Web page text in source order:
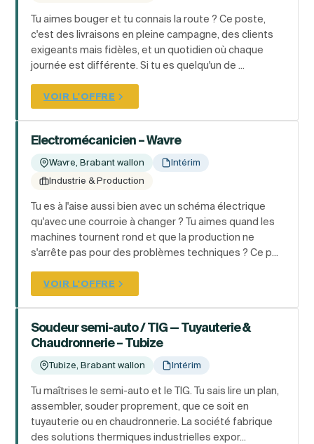
Tu aimes bouger et tu connais la route ? Ce poste,
c'est des livraisons en pleine campagne, des clients
exigeants mais fidèles, et un quotidien où chaque
journée est différente. Si tu es quelqu'un de ...
VOIR L'OFFRE
Electromécanicien – Wavre
Wavre, Brabant wallon
Intérim
Industrie & Production
Tu es à l'aise aussi bien avec un schéma électrique
qu'avec une courroie à changer ? Tu aimes quand les
machines tournent rond et que la production ne
s'arrête pas pour des problèmes techniques ? Ce p...
VOIR L'OFFRE
Soudeur semi-auto / TIG — Tuyauterie &
Chaudronnerie – Tubize
Tubize, Brabant wallon Intérim
Tu maîtrises le semi-auto et le TIG. Tu sais lire un plan,
assembler, souder proprement, que ce soit en
tuyauterie ou en chaudronnerie. La société fabrique
des solutions thermiques industrielles expor...